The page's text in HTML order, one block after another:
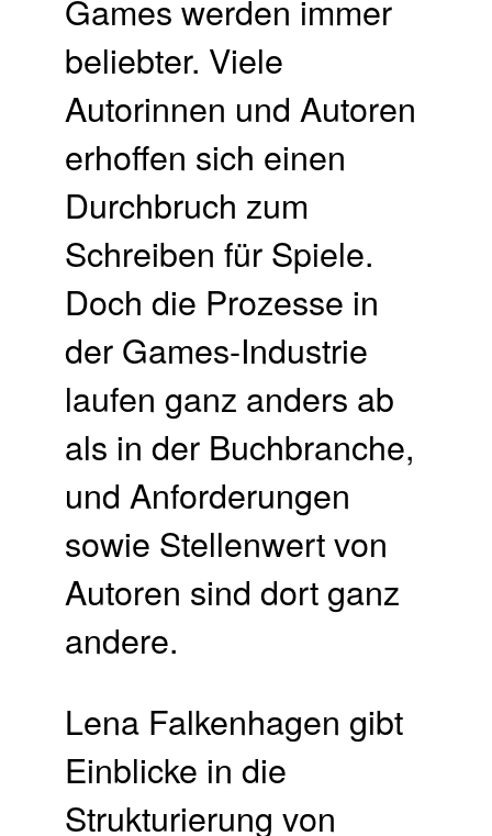
Games werden immer
beliebter. Viele
Autorinnen und Autoren
erhoffen sich einen
Durchbruch zum
Schreiben für Spiele.
Doch die Prozesse in
der Games-Industrie
laufen ganz anders ab
als in der Buchbranche,
und Anforderungen
sowie Stellenwert von
Autoren sind dort ganz
andere.
Lena Falkenhagen gibt
Einblicke in die
Strukturierung von